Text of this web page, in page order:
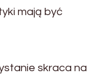
mają być
skraca na